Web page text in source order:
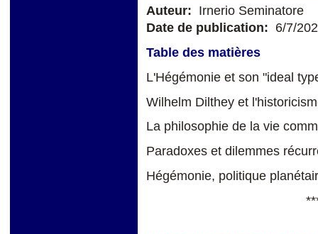
Auteur: Irnerio Seminatore
Date de publication: 6/7/
Table des matières
L'Hégémonie et son "ideal
Wilhelm Dilthey et
La philosophie de la vie
Paradoxes et dilemmes
Hégémonie, politique